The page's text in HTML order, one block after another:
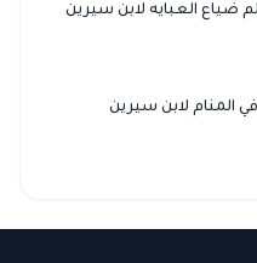
العبايه لابن سيرين
المنام لابن سيرين